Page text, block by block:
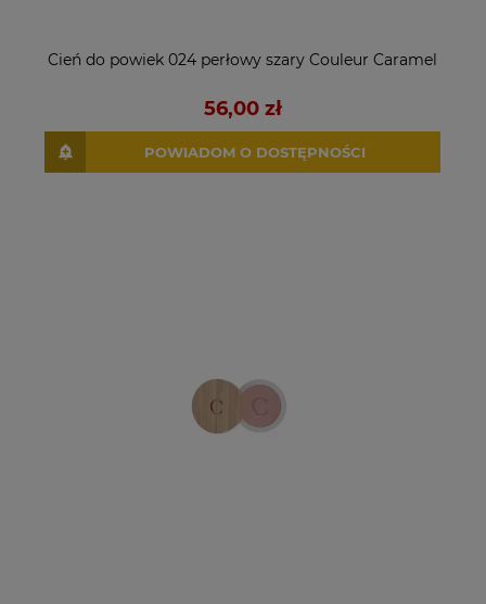
Cień do powiek 024 perłowy szary Couleur Caramel
56,00 zł
POWIADOM O DOSTĘPNOŚCI